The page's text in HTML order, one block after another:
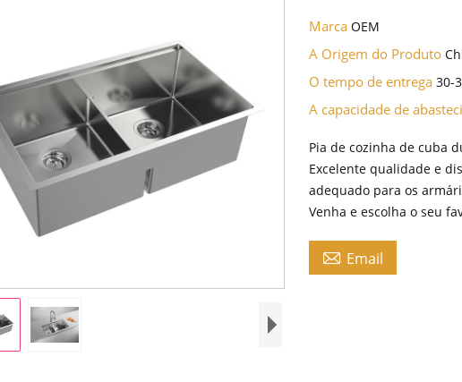
MarcaOEM
A Origem do Produto
O tempo de entrega30-
A capacidade de
Pia de cozinha de cuba
Excelente qualidade e
adequado para os
Venha e escolha o seu
 Email